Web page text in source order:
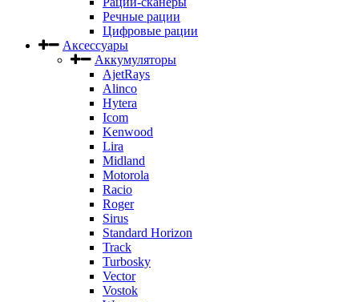
Речные рации
Цифровые рации
Аксессуары
Аккумуляторы
AjetRays
Alinco
Hytera
Icom
Kenwood
Lira
Midland
Motorola
Racio
Roger
Sirus
Standard Horizon
Track
Turbosky
Vector
Vostok